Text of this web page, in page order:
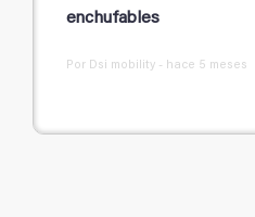
enchufables
Por Dsi mobility - hace 5 meses